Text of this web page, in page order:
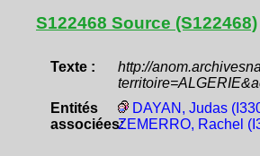
S122468 Source (S122468)
Texte :
http://
Entités
associées:
DAYAN, Judas
ZEMERRO, Rachel